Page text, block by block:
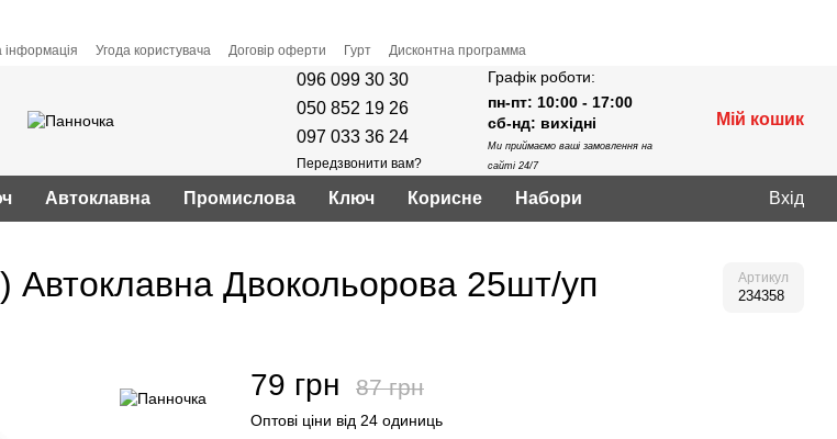
інформація Угода користувача Договір оферти Гурт Дисконтна программа
096 099 30 30
050 852 19 26
097 033 36 24
Передзвонити вам?
Графік роботи:
пн-пт: 10:00 - 17:00
сб-нд: вихідні
Ми приймаємо ваші замовлення на
сайті 24/7
Мій кошик
Автоклавна Промислова Ключ Корисне Нaбори Вхід
Двокольорова 25шт/уп Артикул
234358
79 грн 87 грн
Оптові ціни від 24 одиниць